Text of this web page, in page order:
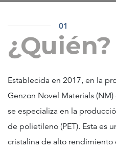
01
¿Quién?
Establecida en 2017, en la
Genzon Novel Materials
se especializa en la
de polietileno (PET). Esta es
cristalina de alto rendimiento